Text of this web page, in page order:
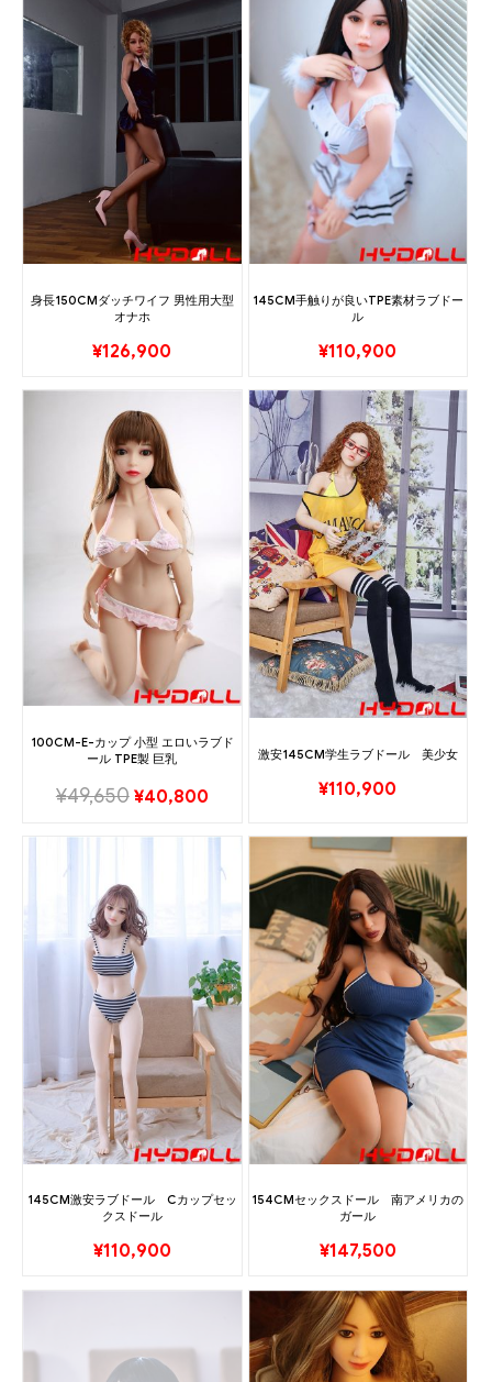
身長150CMダッチワイフ 男性用大型
オナホ
¥126,900
145CM手触りが良いTPE素材ラブドー
ル
¥110,900
100CM-E-カップ 小型 エロいラブド
ール TPE製 巨乳
¥49,650 ¥40,800
激安145CM学生ラブドール 美少女
¥110,900
145CM激安ラブドール Cカップセッ
クスドール
¥110,900
154CMセックスドール 南アメリカの
ガール
¥147,500